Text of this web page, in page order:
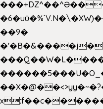
��9�